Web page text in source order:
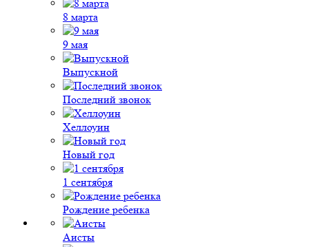
8 марта
9 мая
Выпускной
Последний звонок
Хеллоуин
Новый год
1 сентября
Рождение ребенка
Аисты